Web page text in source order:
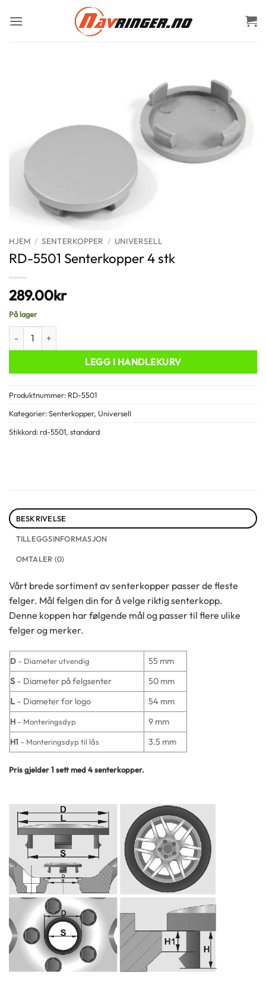
HJEM / SENTERKOPPER / UNIVERSELL
RD-5501 Senterkopper 4 stk
289.00kr
På lager
RD-5501 Senterkopper 4 stk antall
LEGG I HANDLEKURV
Produktnummer: RD-5501
Kategorier:Senterkopper, Universell
Stikkord:rd-5501, standard
BESKRIVELSE
TILLEGGSINFORMASJON
OMTALER (0)
Vårt brede sortiment av senterkopper passer de fleste
felger. Mål felgen din for å velge riktig senterkopp.
Denne koppen har følgende mål og passer til flere ulike
felger og merker.
D – Diameter utvendig
55 mm
S – Diameter på felgsenter
50 mm
L – Diameter for logo 54 mm
H – Monteringsdyp 9 mm
H1 – Monteringsdyp til lås 3.5 mm
Pris gjelder 1 sett med 4 senterkopper.